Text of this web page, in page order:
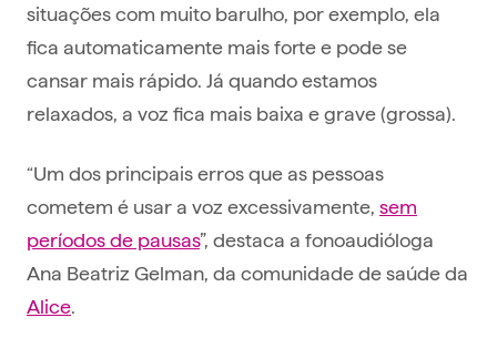
situações com muito barulho, por exemplo, ela
fica automaticamente mais forte e pode se
cansar mais rápido. Já quando estamos
relaxados, a voz fica mais baixa e grave (grossa).
“Um dos principais erros que as pessoas
cometem é usar a voz excessivamente, sem
períodos de pausas”, destaca a fonoaudióloga
Ana Beatriz Gelman, da comunidade de saúde da
Alice.